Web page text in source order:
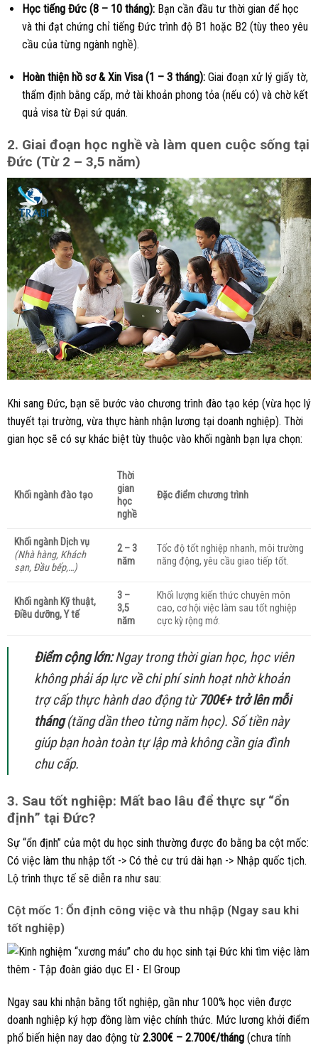
Học tiếng Đức (8 – 10 tháng):Bạn cần đầu tư thời gian để học
và thi đạt chứng chỉ tiếng Đức trình độ B1 hoặc B2 (tùy theo yêu
cầu của từng ngành nghề).
Hoàn thiện hồ sơ & Xin Visa (1 – 3 tháng):Giai đoạn xử lý giấy tờ,
thẩm định bằng cấp, mở tài khoản phong tỏa (nếu có) và chờ kết
quả visa từ Đại sứ quán.
2. Giai đoạn học nghề và làm quen cuộc sống tại
Đức (Từ 2 – 3,5 năm)
Khi sang Đức, bạn sẽ bước vào chương trình đào tạo kép (vừa học lý
thuyết tại trường, vừa thực hành nhận lương tại doanh nghiệp). Thời
gian học sẽ có sự khác biệt tùy thuộc vào khối ngành bạn lựa chọn:
Khối ngành đào tạo
Thời
gian
học
nghề
Đặc điểm chương trình
Khối ngành Dịch vụ
(Nhà hàng, Khách
sạn, Đầu bếp,…)
2 – 3
năm
Tốc độ tốt nghiệp nhanh, môi trường
năng động, yêu cầu giao tiếp tốt.
Khối ngành Kỹ thuật,
Điều dưỡng, Y tế
3 –
3,5
năm
Khối lượng kiến thức chuyên môn
cao, cơ hội việc làm sau tốt nghiệp
cực kỳ rộng mở.
Điểm cộng lớn:Ngay trong thời gian học, học viên
không phải áp lực về chi phí sinh hoạt nhờ khoản
trợ cấp thực hành dao động từ700€+ trở lên mỗi
tháng(tăng dần theo từng năm học). Số tiền này
giúp bạn hoàn toàn tự lập mà không cần gia đình
chu cấp.
3. Sau tốt nghiệp: Mất bao lâu để thực sự “ổn
định” tại Đức?
Sự “ổn định” của một du học sinh thường được đo bằng ba cột mốc:
Có việc làm thu nhập tốt -> Có thẻ cư trú dài hạn -> Nhập quốc tịch.
Lộ trình thực tế sẽ diễn ra như sau:
Cột mốc 1: Ổn định công việc và thu nhập (Ngay sau khi
tốt nghiệp)
Ngay sau khi nhận bằng tốt nghiệp, gần như 100% học viên được
doanh nghiệp ký hợp đồng làm việc chính thức. Mức lương khởi điểm
phổ biến hiện nay dao động từ 2.300€ – 2.700€/tháng (chưa tính